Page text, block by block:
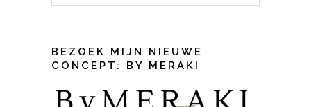
BEZOEK MIJN NIEUWE
CONCEPT: BY MERAKI